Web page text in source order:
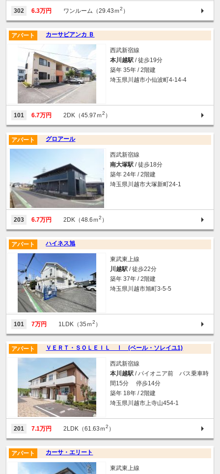
302 6.3万円 ワンルーム（29.43ｍ2 ）
カーサビアンカ Ｂ
アパート
西武新宿線
本川越駅 / 徒歩19分
築年 35年 / 2階建
埼玉県川越市小仙波町4-14-4
101 6.7万円 2DK（45.97ｍ2 ）
グロアール
アパート
西武新宿線
南大塚駅 / 徒歩18分
築年 24年 / 2階建
埼玉県川越市大塚新町24-1
203 6.7万円 2DK（48.6ｍ2 ）
ハイネス旭
アパート
東武東上線
川越駅 / 徒歩22分
築年 37年 / 2階建
埼玉県川越市旭町3-5-5
101 7万円 1LDK（35ｍ2 ）
ＶＥＲＴ・ＳＯＬＥＩＬ Ⅰ (ベール・ソレイユ1)
アパート
西武新宿線
本川越駅 / パイオニア前 バス乗車時
間15分 停歩14分
築年 18年 / 2階建
埼玉県川越市上寺山454-1
201 7.1万円 2LDK（61.63ｍ2 ）
カーサ・エリート
アパート
東武東上線